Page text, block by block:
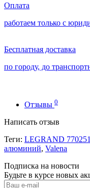
Оплата
работаем только с
Бесплатная доставка
по городу, до
Отзывы 0
Написать отзыв
Теги: LEGRAND
алюминий, Valena
Подписка на новости
Будьте в курсе новых